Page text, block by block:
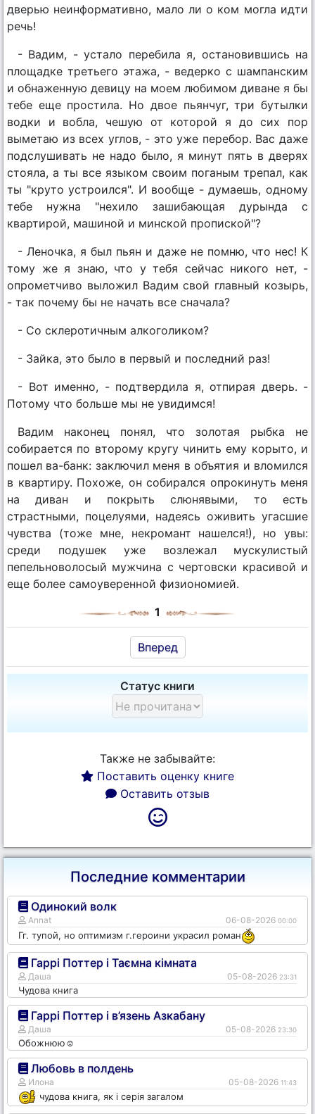
дверью неинформативно, мало ли о ком могла идти
речь!
- Вадим, - устало перебила я, остановившись на
площадке третьего этажа, - ведерко с шампанским
и обнаженную девицу на моем любимом диване я бы
тебе еще простила. Но двое пьянчуг, три бутылки
водки и вобла, чешую от которой я до сих пор
выметаю из всех углов, - это уже перебор. Вас даже
подслушивать не надо было, я минут пять в дверях
стояла, а ты все языком своим поганым трепал, как
ты "круто устроился". И вообще - думаешь, одному
тебе нужна "нехило зашибающая дурында с
квартирой, машиной и минской пропиской"?
- Леночка, я был пьян и даже не помню, что нес! К
тому же я знаю, что у тебя сейчас никого нет, -
опрометчиво выложил Вадим свой главный козырь,
- так почему бы не начать все сначала?
- Со склеротичным алкоголиком?
- Зайка, это было в первый и последний раз!
- Вот именно, - подтвердила я, отпирая дверь. -
Потому что больше мы не увидимся!
Вадим наконец понял, что золотая рыбка не
собирается по второму кругу чинить ему корыто, и
пошел ва-банк: заключил меня в объятия и вломился
в квартиру. Похоже, он собирался опрокинуть меня
на диван и покрыть слюнявыми, то есть
страстными, поцелуями, надеясь оживить угасшие
чувства (тоже мне, некромант нашелся!), но увы:
среди подушек уже возлежал мускулистый
пепельноволосый мужчина с чертовски красивой и
еще более самоуверенной физиономией.
1
Вперед
Статус книги
Также не забывайте:
Поставить оценку книге
Оставить отзыв
Последние комментарии
Одинокий волк
Annat 06-08-2026 00:00
Гг. тупой, но оптимизм г.героини украсил роман
Гаррі Поттер і Таємна кімната
Даша 05-08-2026 23:31
Чудова книга
Гаррі Поттер і в’язень Азкабану
Даша 05-08-2026 23:30
Обожнюю☺️
Любовь в полдень
Илона 05-08-2026 11:43
чудова книга, як і серія загалом